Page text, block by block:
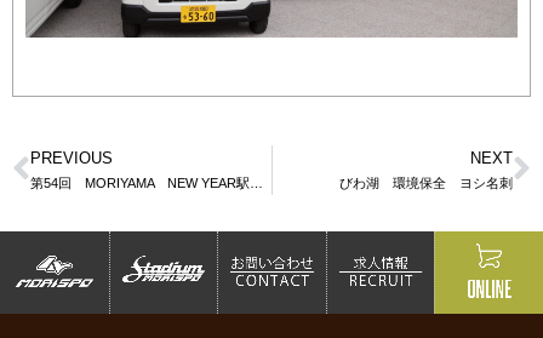
PREVIOUS NEXT
びわ湖 環境保全 ヨシ名刺